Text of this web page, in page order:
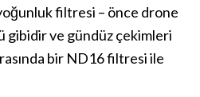
filtresi – önce drone
gibidir ve gündüz çekimleri
bir ND16 filtresi ile